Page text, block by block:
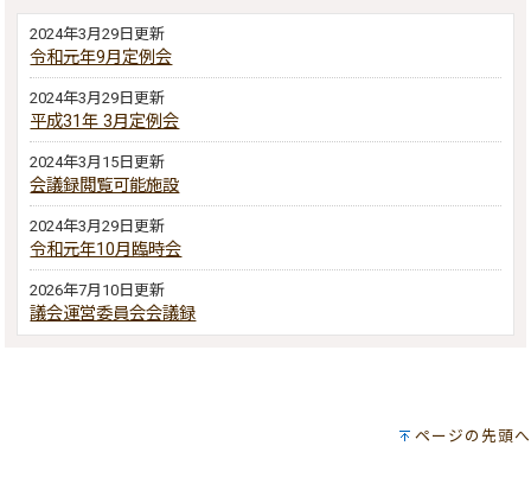
2024年3月29日更新
令和元年9月定例会
2024年3月29日更新
平成31年 3月定例会
2024年3月15日更新
会議録閲覧可能施設
2024年3月29日更新
令和元年10月臨時会
2026年7月10日更新
議会運営委員会会議録
ページの先頭へ